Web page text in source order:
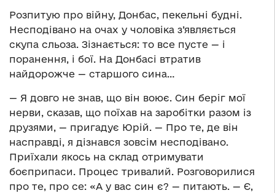
Розпитую про війну, Донбас, пекельні будні.
Несподівано на очах у чоловіка з’являється
скупа сльоза. Зізнається: то все пусте — і
поранення, і бої. На Донбасі втратив
найдорожче — старшого сина…
— Я довго не знав, що він воює. Син беріг мої
нерви, сказав, що поїхав на заробітки разом із
друзями, — пригадує Юрій. — Про те, де він
насправді, я дізнався зовсім несподівано.
Приїхали якось на склад отримувати
боєприпаси. Процес тривалий. Розговорилися
про те, про се: «А у вас син є? — питають. — Є,